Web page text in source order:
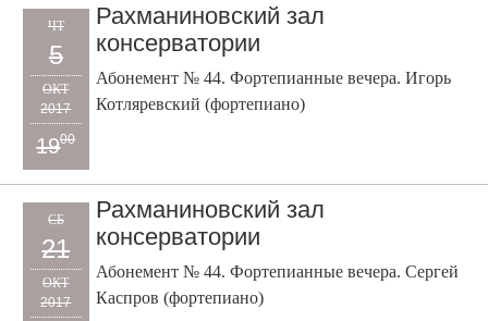
ЧТ
5
ОКТ
2017
1900
Рахманиновский зал
консерватории
Абонемент № 44. Фортепианные вечера. Игорь
Котляревский (фортепиано)
СБ
21
ОКТ
2017
Рахманиновский зал
консерватории
Абонемент № 44. Фортепианные вечера. Сергей
Каспров (фортепиано)